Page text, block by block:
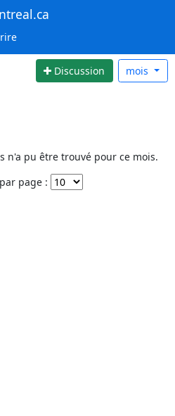
Discussion mois
n'a pu être trouvé pour ce mois.
page :